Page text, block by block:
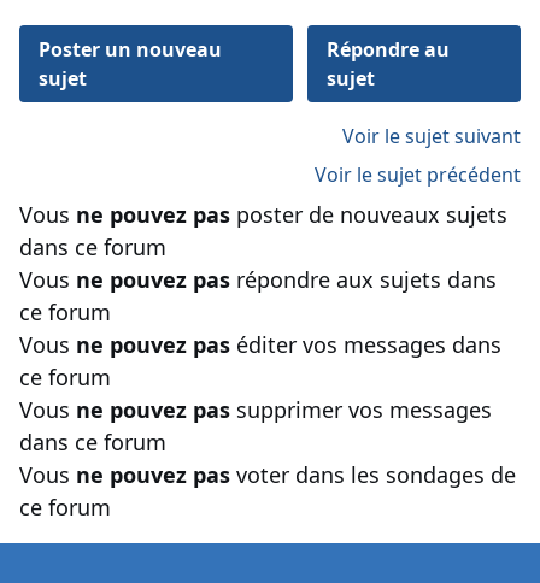
Poster un nouveau
sujet
Répondre au
sujet
Voir le sujet suivant
Voir le sujet précédent
Vous ne pouvez pas poster de nouveaux sujets
dans ce forum
Vous ne pouvez pas répondre aux sujets dans
ce forum
Vous ne pouvez pas éditer vos messages dans
ce forum
Vous ne pouvez pas supprimer vos messages
dans ce forum
Vous ne pouvez pas voter dans les sondages de
ce forum